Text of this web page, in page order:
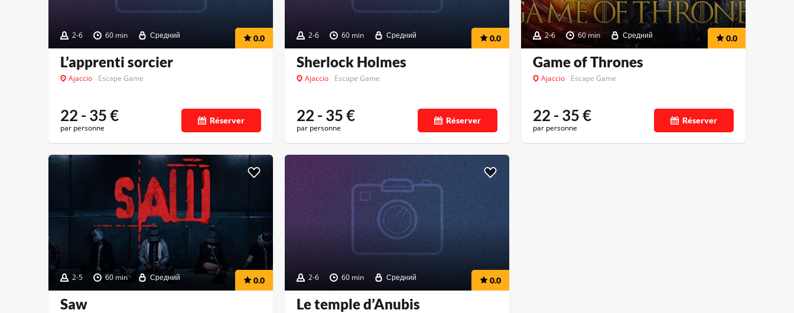
2-6 60 min Средний 0.0
L’apprenti sorcier
Ajaccio Escape Game
22 - 35€
par personne
Réserver
2-6 60 min Средний 0.0
Sherlock Holmes
Ajaccio Escape Game
22 - 35€
par personne
Réserver
2-6 60 min Средний 0.0
Game of Thrones
Ajaccio Escape Game
22 - 35€
par personne
Réserver
2-5 60 min Средний 0.0
Saw
2-6 60 min Средний 0.0
Le temple d’Anubis